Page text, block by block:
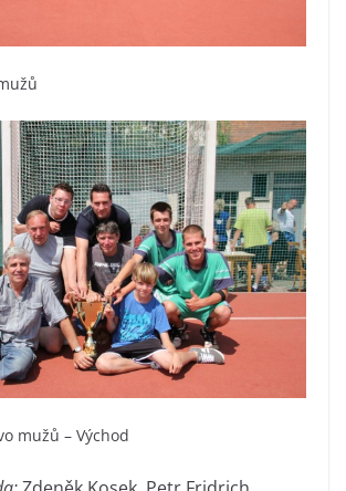
mužů – Východ